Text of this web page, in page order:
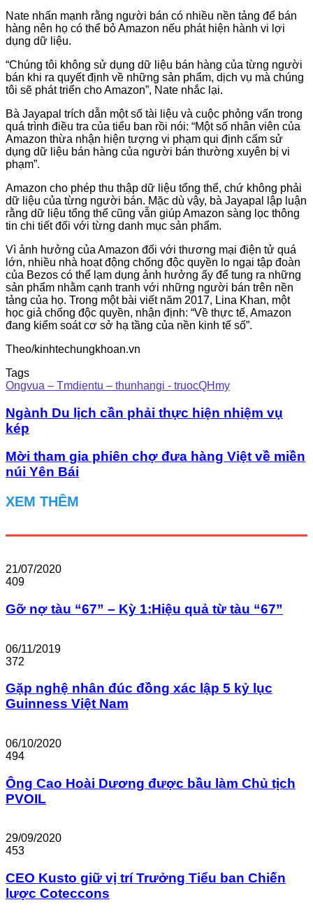
Nate nhấn mạnh rằng người bán có nhiều nền tảng để bán
hàng nên họ có thể bỏ Amazon nếu phát hiện hành vi lợi
dụng dữ liệu.
“Chúng tôi không sử dụng dữ liệu bán hàng của từng người
bán khi ra quyết định về những sản phẩm, dịch vụ mà chúng
tôi sẽ phát triển cho Amazon”, Nate nhắc lại.
Bà Jayapal trích dẫn một số tài liệu và cuộc phỏng vấn trong
quá trình điều tra của tiểu ban rồi nói: “Một số nhân viên của
Amazon thừa nhận hiện tượng vi phạm qui định cấm sử
dụng dữ liệu bán hàng của người bán thường xuyên bị vi
phạm”.
Amazon cho phép thu thập dữ liệu tổng thể, chứ không phải
dữ liệu của từng người bán. Mặc dù vậy, bà Jayapal lập luận
rằng dữ liệu tổng thể cũng vẫn giúp Amazon sàng lọc thông
tin chi tiết đối với từng danh mục sản phẩm.
Vì ảnh hưởng của Amazon đối với thương mại điện tử quá
lớn, nhiều nhà hoạt động chống độc quyền lo ngại tập đoàn
của Bezos có thể lạm dụng ảnh hưởng ấy để tung ra những
sản phẩm nhằm cạnh tranh với những người bán trên nền
tảng của họ. Trong một bài viết năm 2017, Lina Khan, một
học giả chống độc quyền, nhận định: “Về thực tế, Amazon
đang kiểm soát cơ sở hạ tầng của nền kinh tế số”.
Theo/kinhtechungkhoan.vn
Tags
Ongvua – Tmdientu – thunhangi - truocQHmy
Ngành Du lịch cần phải thực hiện nhiệm vụ
kép
Mời tham gia phiên chợ đưa hàng Việt về miền
núi Yên Bái
XEM THÊM
21/07/2020
409
Gỡ nợ tàu “67” – Kỳ 1:Hiệu quả từ tàu “67”
06/11/2019
372
Gặp nghệ nhân đúc đồng xác lập 5 kỷ lục
Guinness Việt Nam
06/10/2020
494
Ông Cao Hoài Dương được bầu làm Chủ tịch
PVOIL
29/09/2020
453
CEO Kusto giữ vị trí Trưởng Tiểu ban Chiến
lược Coteccons